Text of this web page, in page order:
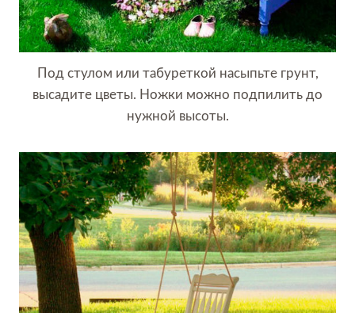
Под стулом или табуреткой насыпьте грунт,
высадите цветы. Ножки можно подпилить до
нужной высоты.